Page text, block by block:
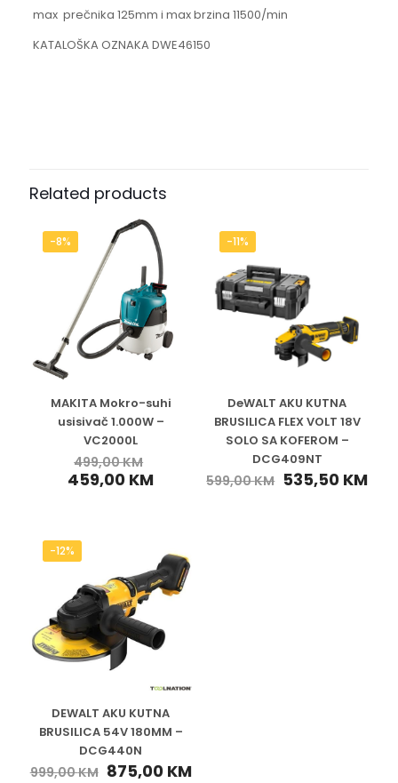
max prečnika 125mm i max brzina 11500/min
KATALOŠKA OZNAKA DWE46150
Related products
-8%
MAKITA Mokro-suhi
usisivač 1.000W –
VC2000L
499,00KM
459,00 KM
-11%
DeWALT AKU KUTNA
BRUSILICA FLEX VOLT 18V
SOLO SA KOFEROM –
DCG409NT
599,00KM 535,50 KM
-12%
DEWALT AKU KUTNA
BRUSILICA 54V 180MM –
DCG440N
999,00KM 875,00 KM